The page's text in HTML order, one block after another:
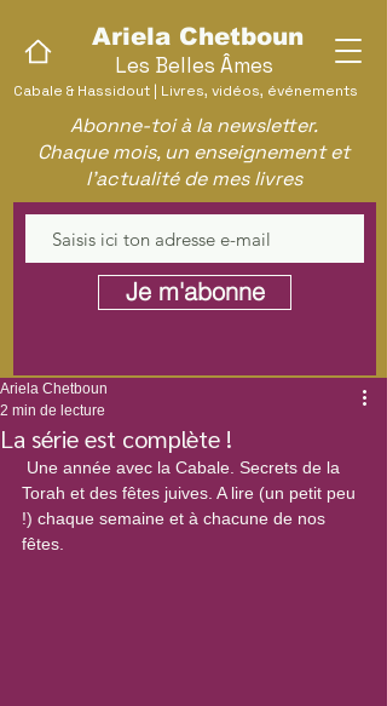
Cabale & Hassidout | Livres, vidéos, événements
Ariela Chetboun
Les Belles Âmes
Abonne-toi à la newsletter.
Chaque mois, un enseignement et
l'actualité de mes livres
Je m'abonne
La série est complète !
Ariela Chetboun
2 min de lecture
Torah et des fêtes juives. A lire (un petit peu
!) chaque semaine et à chacune de nos
fêtes.